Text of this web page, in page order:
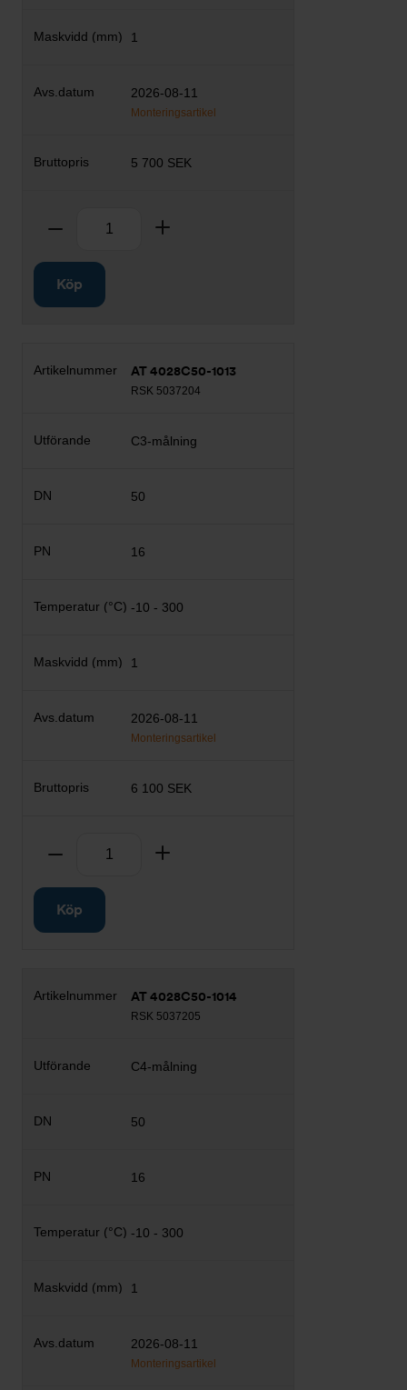
1
2026-08-11
Monteringsartikel
5 700 SEK
Ta bort
Köp
AT 4028C50-1013
RSK 5037204
C3-målning
50
16
-10 - 300
1
2026-08-11
Monteringsartikel
6 100 SEK
Ta bort
Köp
AT 4028C50-1014
RSK 5037205
C4-målning
50
16
-10 - 300
1
2026-08-11
Monteringsartikel